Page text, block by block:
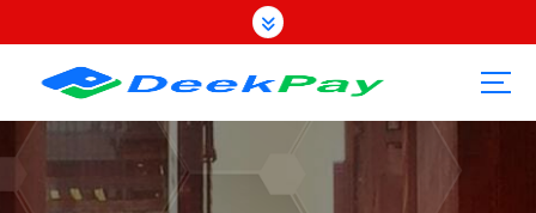
ン
ツ